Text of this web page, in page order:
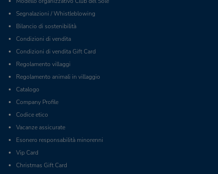
Segnalazioni / Whistleblowing
Bilancio di sostenibilità
Condizioni di vendita
Condizioni di vendita Gift Card
Regolamento villaggi
Regolamento animali in villaggio
Catalogo
Company Profile
Codice etico
Vacanze assicurate
Esonero responsabilità minorenni
Vip Card
Christmas Gift Card